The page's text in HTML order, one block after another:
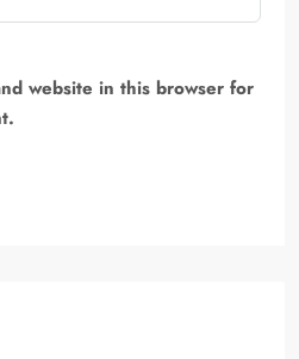
website in this browser for